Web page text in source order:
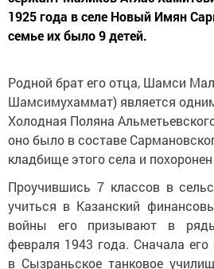
1925 года в селе Новый Имян
семье их было 9 детей.
Родной брат его отца, Шамси
Шамсимухаммат) является
Холодная Поляна
оно было в составе
кладбище этого села и похоронен
Проучившись 7 классов в
учиться в Казанский
войны его призывают в
февраля 1943 года. Сначала
в Сызраньское танковое